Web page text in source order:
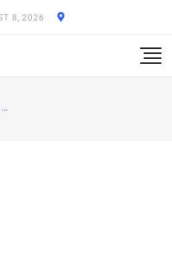
8, 2026
Congress Star Campaigners: ਸਾਬਕਾ CM ਚਰਨਜੀਤ ਚੰਨੀ ਬਣੇ ਕਾਂਗਰਸ ਦੇ ਸਟਾਰ ਪ੍ਰਚਾਰਕ, ਪੰਜਾਬ ਤੋਂ ਸਿਰਫ਼ ਦੋ ਲੀਡਰਾ